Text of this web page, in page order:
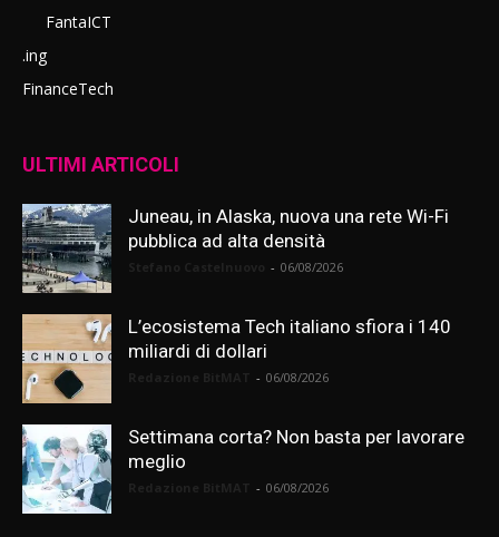
FantaICT
.ing
FinanceTech
ULTIMI ARTICOLI
Juneau, in Alaska, nuova una rete Wi-Fi
pubblica ad alta densità
- 06/08/2026
L’ecosistema Tech italiano sfiora i 140
miliardi di dollari
- 06/08/2026
Settimana corta? Non basta per lavorare
meglio
- 06/08/2026